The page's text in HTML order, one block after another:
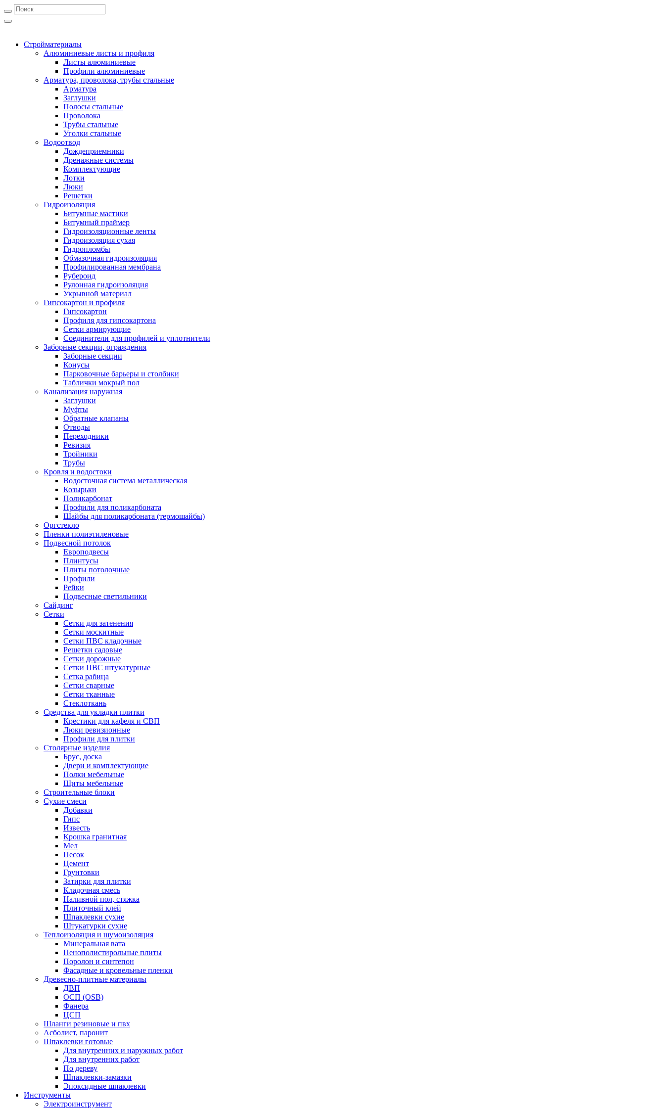
Стройматериалы
Алюминиевые листы и профиля
Листы алюминиевые
Профили алюминиевые
Арматура, проволока, трубы стальные
Арматура
Заглушки
Полосы стальные
Проволока
Трубы стальные
Уголки стальные
Водоотвод
Дождеприемники
Дренажные системы
Комплектующие
Лотки
Люки
Решетки
Гидроизоляция
Битумные мастики
Битумный праймер
Гидроизоляционные ленты
Гидроизоляция сухая
Гидропломбы
Обмазочная гидроизоляция
Профилированная мембрана
Рубероид
Рулонная гидроизоляция
Укрывной материал
Гипсокартон и профиля
Гипсокартон
Профиля для гипсокартона
Сетки армирующие
Соединители для профилей и уплотнители
Заборные секции, ограждения
Заборные секции
Конусы
Парковочные барьеры и столбики
Таблички мокрый пол
Канализация наружная
Заглушки
Муфты
Обратные клапаны
Отводы
Переходники
Ревизия
Тройники
Трубы
Кровля и водостоки
Водосточная система металлическая
Козырьки
Поликарбонат
Профили для поликарбоната
Шайбы для поликарбоната (термошайбы)
Оргстекло
Пленки полиэтиленовые
Подвесной потолок
Европодвесы
Плинтусы
Плиты потолочные
Профили
Рейки
Подвесные светильники
Сайдинг
Сетки
Сетки для затенения
Сетки москитные
Сетки ПВС кладочные
Решетки садовые
Сетки дорожные
Сетки ПВС штукатурные
Сетка рабица
Сетки сварные
Сетки тканные
Стеклоткань
Средства для укладки плитки
Крестики для кафеля и СВП
Люки ревизионные
Профили для плитки
Столярные изделия
Брус, доска
Двери и комплектующие
Полки мебельные
Щиты мебельные
Строительные блоки
Сухие смеси
Добавки
Гипс
Известь
Крошка гранитная
Мел
Песок
Цемент
Грунтовки
Затирки для плитки
Кладочная смесь
Наливной пол, стяжка
Плиточный клей
Шпаклевки сухие
Штукатурки сухие
Теплоизоляция и шумоизоляция
Минеральная вата
Пенополистирольные плиты
Поролон и синтепон
Фасадные и кровельные пленки
Древесно-плитные материалы
ДВП
ОСП (OSB)
Фанера
ЦСП
Шланги резиновые и пвх
Асболист, паронит
Шпаклевки готовые
Для внутренних и наружных работ
Для внутренних работ
По дереву
Шпаклевки-замазки
Эпоксидные шпаклевки
Инструменты
Электроинструмент